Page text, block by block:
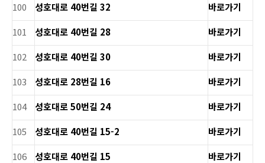
100
성호대로 40번길 32
바로가기
101
성호대로 40번길 28
바로가기
102
성호대로 40번길 30
바로가기
103
성호대로 28번길 16
바로가기
104
성호대로 50번길 24
바로가기
105
성호대로 40번길 15-2
바로가기
106
성호대로 40번길 15
바로가기